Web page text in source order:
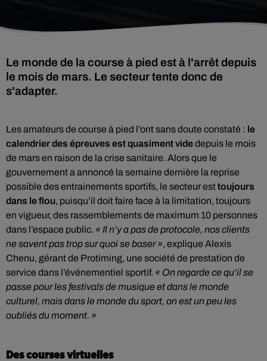
Le monde de la course à pied est à l'arrêt depuis
le mois de mars. Le secteur tente donc de
s'adapter.
Les amateurs de course à pied l’ont sans doute constaté : le
calendrier des épreuves est quasiment videdepuis le mois
de mars en raison de la crise sanitaire. Alors que le
gouvernement a annoncé la semaine dernière la reprise
possible des entrainements sportifs, le secteur esttoujours
dans le flou, puisqu’il doit faire face à la limitation, toujours
en vigueur, des rassemblements de maximum 10 personnes
dans l’espace public. « Il n’y a pas de protocole, nos clients
ne savent pas trop sur quoi se baser », explique Alexis
Chenu, gérant de Protiming, une société de prestation de
service dans l’événementiel sportif. « On regarde ce qu’il se
passe pour les festivals de musique et dans le monde
culturel, mais dans le monde du sport, on est un peu les
oubliés du moment. »
Des courses virtuelles